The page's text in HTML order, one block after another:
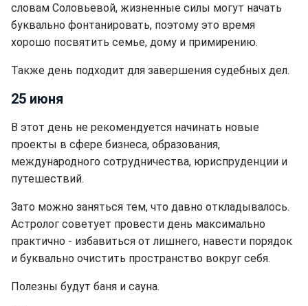
словам Соловьевой, жизненные силы могут начать
буквально фонтанировать, поэтому это время
хорошо посвятить семье, дому и примирению.
Также день подходит для завершения судебных дел.
25 июня
В этот день не рекомендуется начинать новые
проекты в сфере бизнеса, образования,
международного сотрудничества, юриспруденции и
путешествий.
Зато можно заняться тем, что давно откладывалось.
Астролог советует провести день максимально
практично - избавиться от лишнего, навести порядок
и буквально очистить пространство вокруг себя.
Полезны будут баня и сауна.